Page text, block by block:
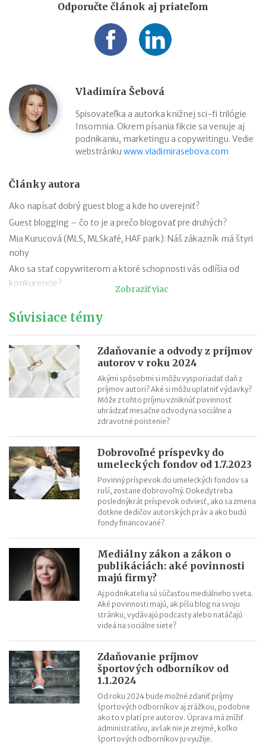
Odporučte článok aj priateľom
Vladimíra Šebová
Spisovateľka a autorka knižnej sci-fi trilógie
Insomnia. Okrem písania fikcie sa venuje aj
podnikaniu, marketingu a copywritingu. Vedie
webstránku www.vladimirasebova.com
Články autora
Ako napísať dobrý guest blog a kde ho uverejniť?
Guest blogging – čo to je a prečo blogovať pre druhých?
Mia Kurucová (MLS, MLSkafé, HAF park): Náš zákazník má štyri
nohy
Ako sa stať copywriterom a ktoré schopnosti vás odlíšia od
konkurencie?
Kto je copywriter a kedy si objednať jeho služby?
Čo je copywriting?
Čo je ghostwriting a ako sa odlišuje od copywritingu?
Kto je ghostwriter a kedy si ho najať na napísanie knihy?
Zobraziť viac
Súvisiace témy
Zdaňovanie a odvody z príjmov
autorov v roku 2024
Akými spôsobmi si môžu vysporiadať daň z
príjmov autori? Aké si môžu uplatniť výdavky?
Môže z tohto príjmu vzniknúť povinnosť
uhrádzať mesačne odvody na sociálne a
zdravotné poistenie?
Dobrovoľné príspevky do
umeleckých fondov od 1.7.2023
Povinný príspevok do umeleckých fondov sa
ruší, zostane dobrovoľný. Dokedy treba
poslednýkrát príspevok odviesť, ako sa zmena
dotkne dedičov autorských práv a ako budú
fondy financované?
Mediálny zákon a zákon o
publikáciách: aké povinnosti
majú firmy?
Aj podnikatelia sú súčasťou mediálneho sveta.
Aké povinnosti majú, ak píšu blog na svoju
stránku, vydávajú podcasty alebo natáčajú
videá na sociálne siete?
Zdaňovanie príjmov
športových odborníkov od
1.1.2024
Od roku 2024 bude možné zdaniť príjmy
športových odborníkov aj zrážkou, podobne
ako to v platí pre autorov. Úprava má znížiť
administratívu, avšak nie je zrejmé, koľko
športových odborníkov ju využije.